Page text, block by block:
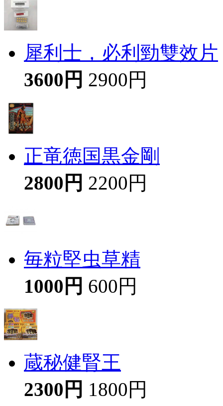
犀利士，必利勁雙效片
3600円 2900円
正竜徳国黒金剛
2800円 2200円
毎粒堅虫草精
1000円 600円
蔵秘健腎王
2300円 1800円